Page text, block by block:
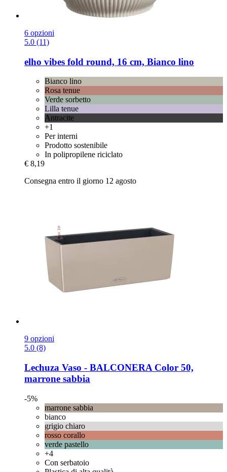
6 opzioni
5.0 (11)
elho vibes fold round, 16 cm, Bianco lino
Bianco lino
Rosa tenue
Verde sorbetto
Lilla tenue
Antracite
+1
Per interni
Prodotto sostenibile
In polipropilene riciclato
€ 8,19
Consegna entro il giorno 12 agosto
9 opzioni
5.0 (8)
Lechuza Vaso -​ BALCONERA Color 50,
marrone sabbia
-5%
marrone sabbia
bianco
grigio chiaro
rosso corallo
verde pastello
+4
Con serbatoio